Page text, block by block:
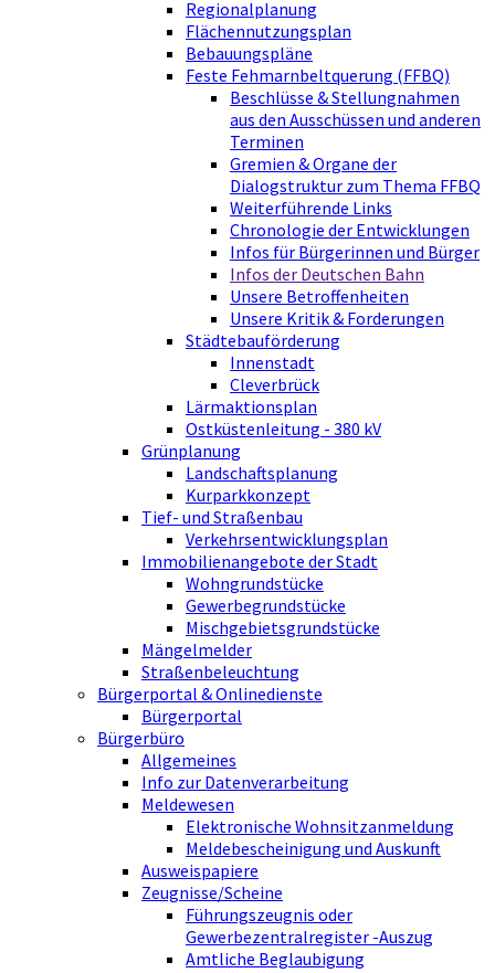
Regionalplanung
Flächennutzungsplan
Bebauungspläne
Feste Fehmarnbeltquerung (FFBQ)
Beschlüsse & Stellungnahmen
aus den Ausschüssen und anderen
Terminen
Gremien & Organe der
Dialogstruktur zum Thema FFBQ
Weiterführende Links
Chronologie der Entwicklungen
Infos für Bürgerinnen und Bürger
Infos der Deutschen Bahn
Unsere Betroffenheiten
Unsere Kritik & Forderungen
Städtebauförderung
Innenstadt
Cleverbrück
Lärmaktionsplan
Ostküstenleitung - 380 kV
Grünplanung
Landschaftsplanung
Kurparkkonzept
Tief- und Straßenbau
Verkehrsentwicklungsplan
Immobilienangebote der Stadt
Wohngrundstücke
Gewerbegrundstücke
Mischgebietsgrundstücke
Mängelmelder
Straßenbeleuchtung
Bürgerportal & Onlinedienste
Bürgerportal
Bürgerbüro
Allgemeines
Info zur Datenverarbeitung
Meldewesen
Elektronische Wohnsitzanmeldung
Meldebescheinigung und Auskunft
Ausweispapiere
Zeugnisse/Scheine
Führungszeugnis oder
Gewerbezentralregister -Auszug
Amtliche Beglaubigung